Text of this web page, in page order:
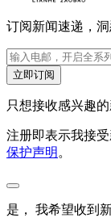
订阅新闻速递，洞
立即订阅
只想接收感兴趣
注册即表示我接
保护声明 。
是， 我希望收到